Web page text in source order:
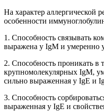
На характер аллергической
особенности
1. Способность связывать
выражена у IgM и умеренно
2. Способность проникать в
крупномолекулярных IgM,
сильно выраженная у IgE и
3. Способность
выраженная у IgE и